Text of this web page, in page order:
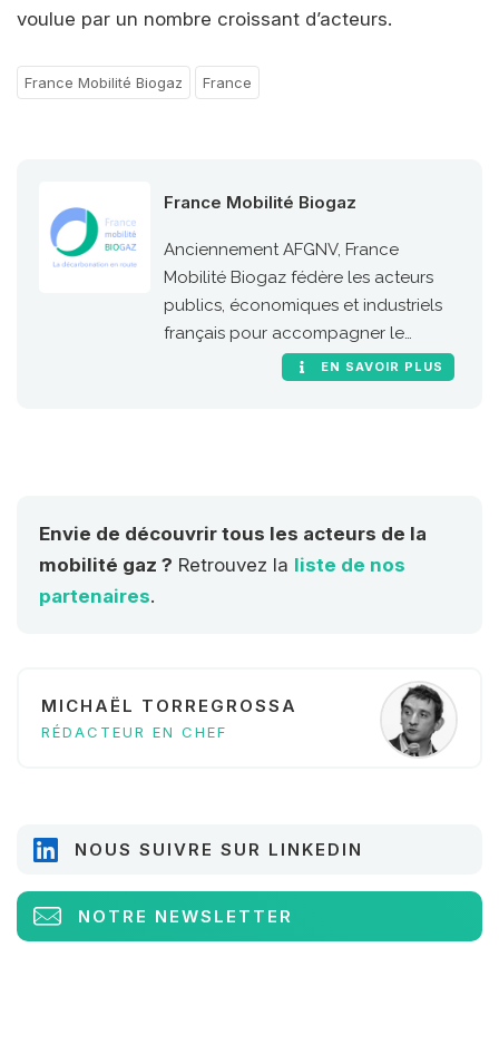
voulue par un nombre croissant d’acteurs.
France Mobilité Biogaz France
France Mobilité Biogaz
Anciennement AFGNV, France
Mobilité Biogaz fédère les acteurs
publics, économiques et industriels
français pour accompagner le
développement de l’usage carburant
EN SAVOIR PLUS
Envie de découvrir tous les acteurs de la
mobilité gaz ? Retrouvez la liste de nos
partenaires.
MICHAËL TORREGROSSA
RÉDACTEUR EN CHEF
NOUS SUIVRE SUR LINKEDIN
NOTRE NEWSLETTER